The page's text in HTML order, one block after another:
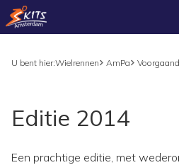
U bent hier:Wielrennen AmPa
Editie 2014
Een prachtige editie, met